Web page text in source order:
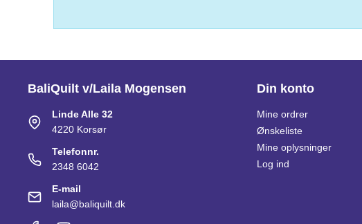
BaliQuilt v/Laila Mogensen
Linde Alle 32
4220 Korsør
Telefonnr.
2348 6042
E-mail
laila@baliquilt.dk
Din konto
Mine ordrer
Ønskeliste
Mine oplysninger
Log ind